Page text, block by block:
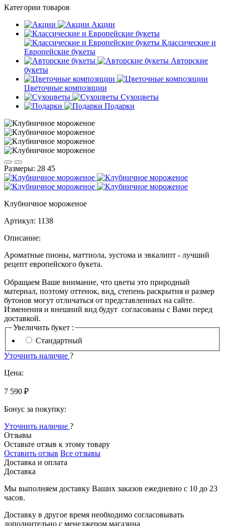
Категории товаров
Акции
Классические и
Европейские букеты
Авторские
букеты
Цветочные композиции
Сухоцветы
Подарки
Размеры: 28 45
Клубничное мороженое
Артикул: 1138
Описание:
Ароматные пионы, маттиола, эустома и эвкалипт - лучший
рецепт европейского букета.
Обращаем Ваше внимание, что цветы это природный
материал, поэтому оттенок, вид, степень раскрытия и размер
бутонов могут отличаться от представленных на сайте.
Изменения и внешний вид будут согласованы с Вами перед
доставкой.
Увеличить букет :
Стандартный
Уточнить наличие ?
Цена:
7 590 ₽
Бонус за покупку:
Уточнить наличие ?
Отзывы
Оставьте отзыв к этому товару
Оставить отзыв Все отзывы
Доставка и оплата
Доставка
Мы выполняем доставку Ваших заказов ежедневно с 10 до 23
часов.
Доставку в другое время необходимо согласовывать
дополнительно с менеджером магазина